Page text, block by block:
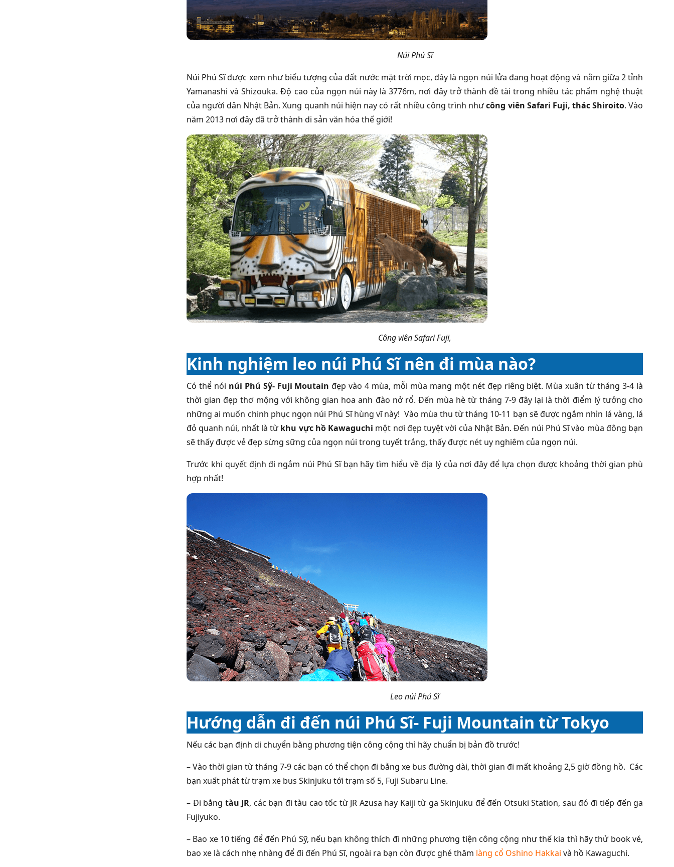
Núi Phú Sĩ
Núi Phú Sĩ được xem như biểu tượng của đất nước mặt trời mọc, đây là ngọn núi lửa đang hoạt động và nằm giữa 2 tỉnh
Yamanashi và Shizouka. Độ cao của ngọn núi này là 3776m, nơi đây trở thành đề tài trong nhiều tác phẩm nghệ thuật
của người dân Nhật Bản. Xung quanh núi hiện nay có rất nhiều công trình nhưcông viên Safari Fuji, thác Shiroito. Vào
năm 2013 nơi đây đã trở thành di sản văn hóa thế giới!
Công viên Safari Fuji,
Kinh nghiệm leo núi Phú Sĩ nên đi mùa nào?
Có thể nói núi Phú Sỹ- Fuji Moutain đẹp vào 4 mùa, mỗi mùa mang một nét đẹp riêng biệt. Mùa xuân từ tháng 3-4 là
thời gian đẹp thơ mộng với không gian hoa anh đào nở rổ. Đến mùa hè từ tháng 7-9 đây lại là thời điểm lý tưởng cho
những ai muốn chinh phục ngọn núi Phú Sĩ hùng vĩ này! Vào mùa thu từ tháng 10-11 bạn sẽ được ngắm nhìn lá vàng, lá
đỏ quanh núi, nhất là từkhu vực hồ Kawaguchi một nơi đẹp tuyệt vời của Nhật Bản. Đến núi Phú Sĩ vào mùa đông bạn
sẽ thấy được vẻ đẹp sừng sững của ngọn núi trong tuyết trắng, thấy được nét uy nghiêm của ngọn núi.
Trước khi quyết định đi ngắm núi Phú Sĩ bạn hãy tìm hiểu về địa lý của nơi đây để lựa chọn được khoảng thời gian phù
hợp nhất!
Leo núi Phú Sĩ
Hướng dẫn đi đến núi Phú Sĩ- Fuji Mountain từ Tokyo
Nếu các bạn định di chuyển bằng phương tiện công cộng thì hãy chuẩn bị bản đồ trước!
– Vào thời gian từ tháng 7-9 các bạn có thể chọn đi bằng xe bus đường dài, thời gian đi mất khoảng 2,5 giờ đồng hồ. Các
bạn xuất phát từ trạm xe bus Skinjuku tới trạm số 5, Fuji Subaru Line.
– Đi bằng tàu JR, các bạn đi tàu cao tốc từ JR Azusa hay Kaiji từ ga Skinjuku để đến Otsuki Station, sau đó đi tiếp đến ga
Fujiyuko.
– Bao xe 10 tiếng để đến Phú Sỹ, nếu bạn không thích đi những phương tiện công cộng như thế kia thì hãy thử book vé,
bao xe là cách nhẹ nhàng để đi đến Phú Sĩ, ngoài ra bạn còn được ghé thăm làng cổ Oshino Hakkai và hồ Kawaguchi.